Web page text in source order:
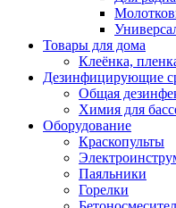
Товары для дома
Клеёнка,
Дезинфицирующие
Общая
Химия для
Оборудование
Краскопульты
Паяльники
Горелки